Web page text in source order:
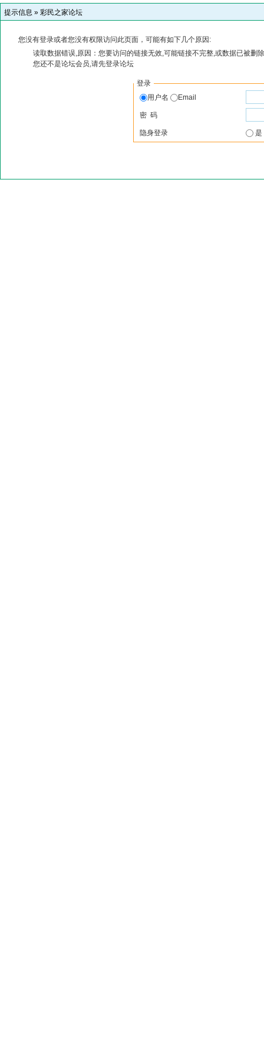
提示信息 » 彩民之家论坛
您没有登录或者您没有权限访问此页面，可能有如下几个原因:
读取数据错误,原因：您要访问的链接无效,可能链接不完整,或数据已被删
您还不是论坛会员,请先登录论坛
登录
用户名
Email
密 码
隐身登录